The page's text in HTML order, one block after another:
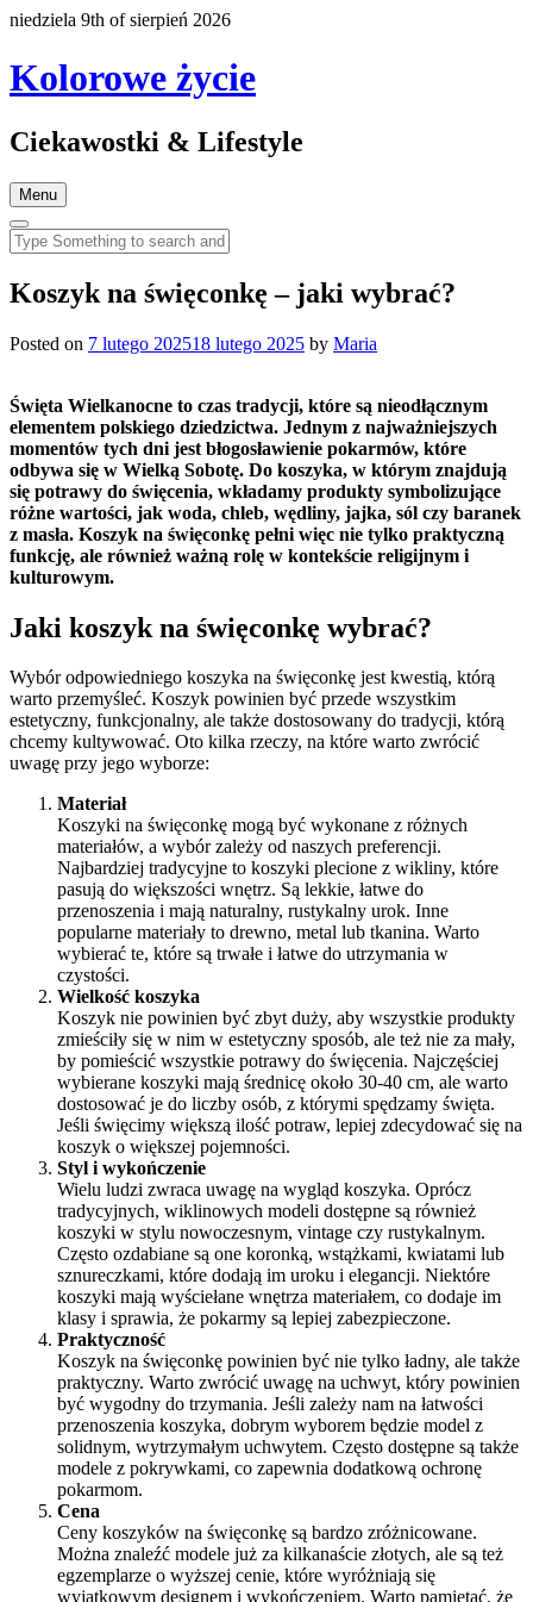
niedziela 9th of sierpień 2026
Kolorowe życie
Ciekawostki & Lifestyle
Menu
Koszyk na święconkę – jaki wybrać?
Posted on 7 lutego 202518 lutego 2025 by Maria
Święta Wielkanocne to czas tradycji, które są nieodłącznym
elementem polskiego dziedzictwa. Jednym z najważniejszych
momentów tych dni jest błogosławienie pokarmów, które
odbywa się w Wielką Sobotę. Do koszyka, w którym znajdują
się potrawy do święcenia, wkładamy produkty symbolizujące
różne wartości, jak woda, chleb, wędliny, jajka, sól czy baranek
z masła. Koszyk na święconkę pełni więc nie tylko praktyczną
funkcję, ale również ważną rolę w kontekście religijnym i
kulturowym.
Jaki koszyk na święconkę wybrać?
Wybór odpowiedniego koszyka na święconkę jest kwestią, którą
warto przemyśleć. Koszyk powinien być przede wszystkim
estetyczny, funkcjonalny, ale także dostosowany do tradycji, którą
chcemy kultywować. Oto kilka rzeczy, na które warto zwrócić
uwagę przy jego wyborze:
Materiał
Koszyki na święconkę mogą być wykonane z różnych
materiałów, a wybór zależy od naszych preferencji.
Najbardziej tradycyjne to koszyki plecione z wikliny, które
pasują do większości wnętrz. Są lekkie, łatwe do
przenoszenia i mają naturalny, rustykalny urok. Inne
popularne materiały to drewno, metal lub tkanina. Warto
wybierać te, które są trwałe i łatwe do utrzymania w
czystości.
Wielkość koszyka
Koszyk nie powinien być zbyt duży, aby wszystkie produkty
zmieściły się w nim w estetyczny sposób, ale też nie za mały,
by pomieścić wszystkie potrawy do święcenia. Najczęściej
wybierane koszyki mają średnicę około 30-40 cm, ale warto
dostosować je do liczby osób, z którymi spędzamy święta.
Jeśli święcimy większą ilość potraw, lepiej zdecydować się na
koszyk o większej pojemności.
Styl i wykończenie
Wielu ludzi zwraca uwagę na wygląd koszyka. Oprócz
tradycyjnych, wiklinowych modeli dostępne są również
koszyki w stylu nowoczesnym, vintage czy rustykalnym.
Często ozdabiane są one koronką, wstążkami, kwiatami lub
sznureczkami, które dodają im uroku i elegancji. Niektóre
koszyki mają wyściełane wnętrza materiałem, co dodaje im
klasy i sprawia, że pokarmy są lepiej zabezpieczone.
Praktyczność
Koszyk na święconkę powinien być nie tylko ładny, ale także
praktyczny. Warto zwrócić uwagę na uchwyt, który powinien
być wygodny do trzymania. Jeśli zależy nam na łatwości
przenoszenia koszyka, dobrym wyborem będzie model z
solidnym, wytrzymałym uchwytem. Często dostępne są także
modele z pokrywkami, co zapewnia dodatkową ochronę
pokarmom.
Cena
Ceny koszyków na święconkę są bardzo zróżnicowane.
Można znaleźć modele już za kilkanaście złotych, ale są też
egzemplarze o wyższej cenie, które wyróżniają się
wyjątkowym designem i wykończeniem. Warto pamiętać, że